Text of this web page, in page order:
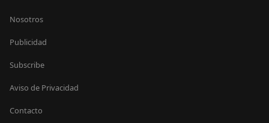
Nosotros
Publicidad
Subscribe
Aviso de Privacidad
Contacto